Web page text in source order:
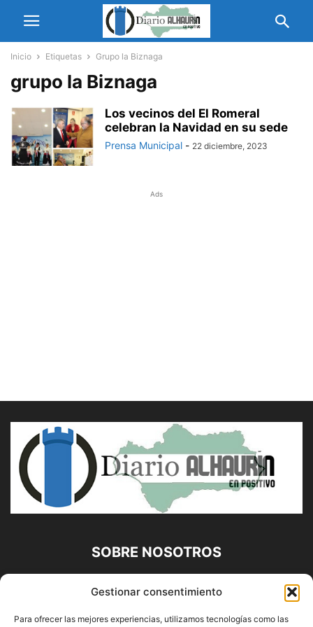
Gestionar consentimiento
Para ofrecer las mejores experiencias, utilizamos tecnologías como las
Inicio Etiquetas Grupo la Biznaga
grupo la Biznaga
Los vecinos del El Romeral
celebran la Navidad en su sede
Prensa Municipal - 22 diciembre, 2023
Ads
SOBRE NOSOTROS
Diario Alhaurín (www.alhaurindelatorre.com) Propiedad de
Francisco E. López López | 639 95 71 95 | Noticias de
Alhaurín de la Torre, Málaga y Provincia|